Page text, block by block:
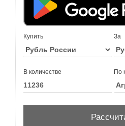
Купить За
В количестве По